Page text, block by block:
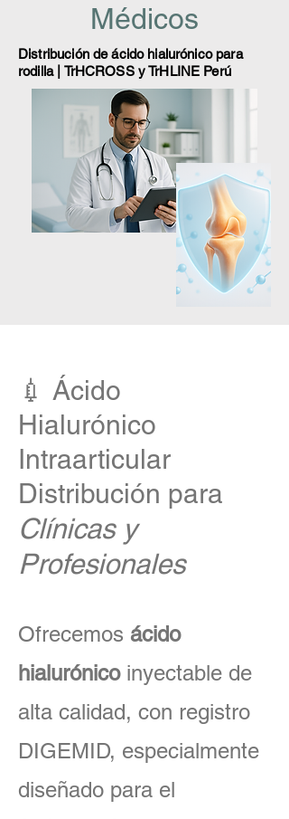
Médicos
Distribución de ácido hialurónico para
rodilla | TrHCROSS y TrHLINE Perú
💉 Ácido
Hialurónico
Intraarticular
Distribución para
Clínicas y
Profesionales
Ofrecemos ácido
hialurónicoinyectable de
alta calidad, con registro
DIGEMID, especialmente
diseñado para el